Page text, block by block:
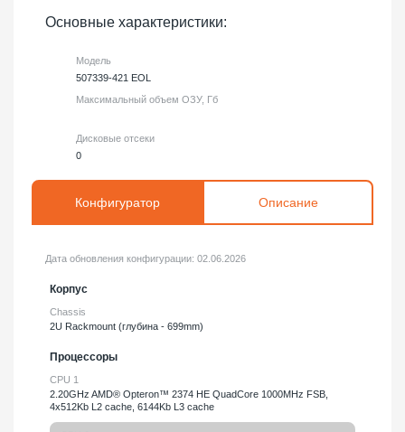
Конфигуратор Описание
Дата обновления конфигурации: 02.06.2026
Корпус
Chassis
2U Rackmount (глубина - 699mm)
Процессоры
CPU 1
2.20GHz AMD® Opteron™ 2374 HE QuadCore 1000MHz FSB,
4x512Kb L2 cache, 6144Kb L3 cache
Основные характеристики:
Модель
507339-421 EOL
Максимальный объем ОЗУ, Гб
Дисковые отсеки
0